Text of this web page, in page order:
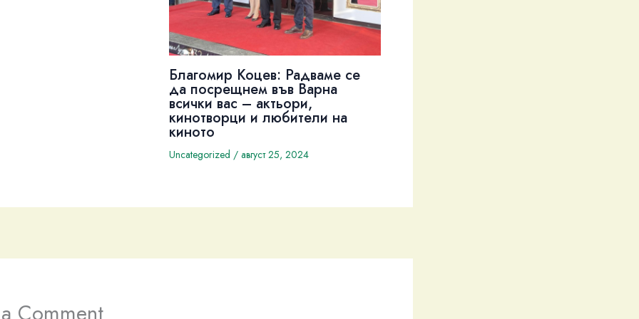
Благомир Коцев: Радваме се
да посрещнем във Варна
всички вас – актьори,
кинотворци и любители на
киното
Uncategorized / август 25, 2024